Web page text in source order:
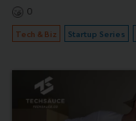
0
Tech & Biz Startup Series